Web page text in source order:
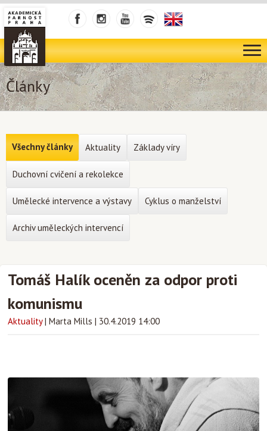
Články
Tomáš Halík oceněn za odpor proti
komunismu
Aktuality | Marta Mills | 30.4.2019 14:00
Všechny články Aktuality Základy víry
Duchovní cvičení a rekolekce
Umělecké intervence a výstavy Cyklus o manželství
Archiv uměleckých intervencí